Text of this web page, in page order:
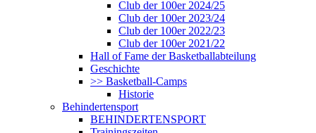
Club der 100er 2024/25
Club der 100er 2023/24
Club der 100er 2022/23
Club der 100er 2021/22
Hall of Fame der Basketballabteilung
Geschichte
>> Basketball-Camps
Historie
Behindertensport
BEHINDERTENSPORT